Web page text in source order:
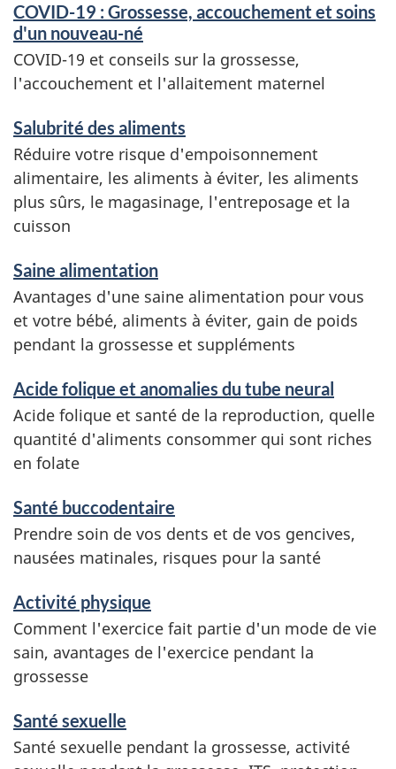
COVID-19 : Grossesse, accouchement et soins
d'un nouveau-né
COVID-19 et conseils sur la grossesse,
l'accouchement et l'allaitement maternel
Salubrité des aliments
Réduire votre risque d'empoisonnement
alimentaire, les aliments à éviter, les aliments
plus sûrs, le magasinage, l'entreposage et la
cuisson
Saine alimentation
Avantages d'une saine alimentation pour vous
et votre bébé, aliments à éviter, gain de poids
pendant la grossesse et suppléments
Acide folique et anomalies du tube neural
Acide folique et santé de la reproduction, quelle
quantité d'aliments consommer qui sont riches
en folate
Santé buccodentaire
Prendre soin de vos dents et de vos gencives,
nausées matinales, risques pour la santé
Activité physique
Comment l'exercice fait partie d'un mode de vie
sain, avantages de l'exercice pendant la
grossesse
Santé sexuelle
Santé sexuelle pendant la grossesse, activité